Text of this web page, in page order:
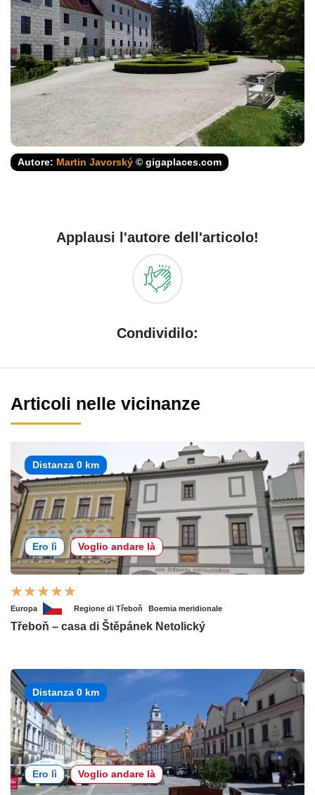
Autore: Martin Javorský © gigaplaces.com
Applausi l'autore dell'articolo!
Condividilo:
Articoli nelle vicinanze
Distanza 0 km
Ero lì Voglio andare là
Europa Regione di Třeboň Boemia meridionale
Třeboň – casa di Štěpánek Netolický
Distanza 0 km
Ero lì Voglio andare là